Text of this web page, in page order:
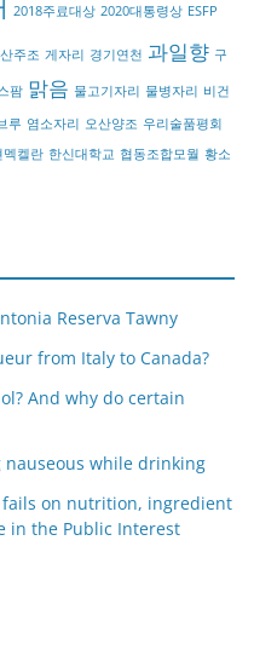
2018주료대상 2020대통령상 ESFP
주조 게자리 경기연천 과일향 구
팜 맑음 물고기자리 물병자리 비건
루 염소자리 오산양조 우리술품평회
멕켈란 한신대학교 협동조합모월 황소
Reserva Tawny
from Italy to Canada?
And why do certain
while drinking
on nutrition, ingredient
in the Public Interest